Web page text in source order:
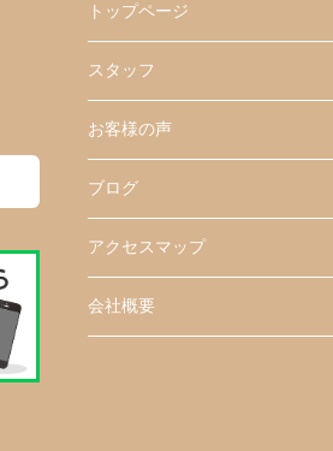
トップページ
スタッフ
お客様の声
ブログ
アクセスマップ
会社概要